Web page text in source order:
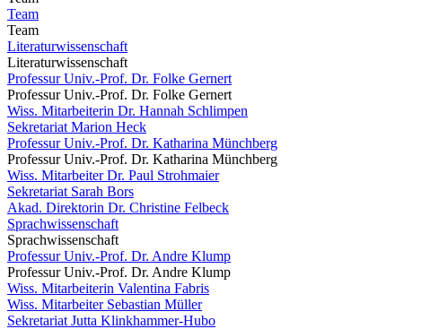
Team
Team
Literaturwissenschaft
Literaturwissenschaft
Professur Univ.-Prof. Dr. Folke Gernert
Professur Univ.-Prof. Dr. Folke Gernert
Wiss. Mitarbeiterin Dr. Hannah Schlimpen
Sekretariat Marion Heck
Professur Univ.-Prof. Dr. Katharina Münchberg
Professur Univ.-Prof. Dr. Katharina Münchberg
Wiss. Mitarbeiter Dr. Paul Strohmaier
Sekretariat Sarah Bors
Akad. Direktorin Dr. Christine Felbeck
Sprachwissenschaft
Sprachwissenschaft
Professur Univ.-Prof. Dr. Andre Klump
Professur Univ.-Prof. Dr. Andre Klump
Wiss. Mitarbeiterin Valentina Fabris
Wiss. Mitarbeiter Sebastian Müller
Sekretariat Jutta Klinkhammer-Hubo